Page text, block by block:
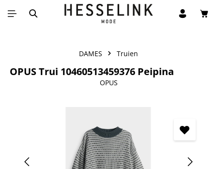
Ga naar de hoofdinhoud
DAMES Truien
OPUS Trui 10460513459376 Peipina
OPUS